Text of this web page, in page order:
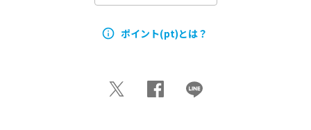
ポイント(pt)とは？